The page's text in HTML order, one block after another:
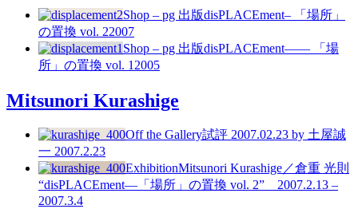
Shop – pg 出版disPLACEment– 「場所」
の置換 vol. 22007
Shop – pg 出版disPLACEment—— 「場
所」の置換 vol. 1 2005
Mitsunori Kurashige
Off the Gallery試評 2007.02.23 by 土屋誠
一 2007.2.23
ExhibitionMitsunori Kurashige／倉重 光則
“disPLACEment―「場所」の置換 vol. 2” 2007.2.13 –
2007.3.4